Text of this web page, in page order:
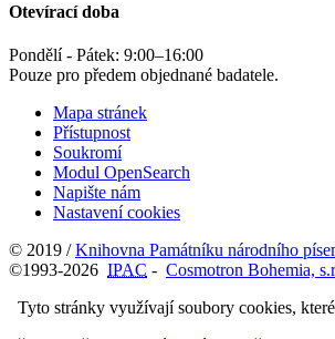
Otevírací doba
Pondělí - Pátek: 9:00–16:00
Pouze pro předem objednané badatele.
Mapa stránek
Přístupnost
Soukromí
Modul OpenSearch
Napište nám
Nastavení cookies
© 2019 /Knihovna Památníku národního
©1993-2026 IPAC - Cosmotron Bohemia,
Tyto stránky využívají soubory cookies,